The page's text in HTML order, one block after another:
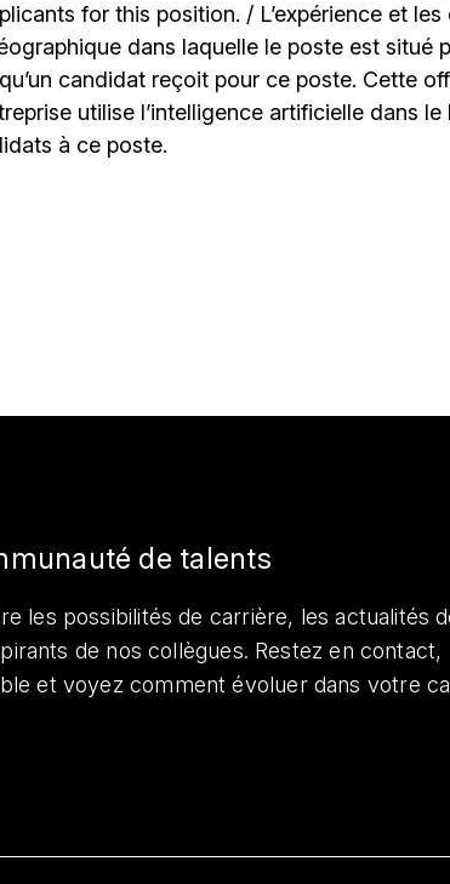
for this position. / L’expérience et les
dans laquelle le poste est situé
candidat reçoit pour ce poste. Cette
utilise l’intelligence artificielle dans le
à ce poste.
de talents
les possibilités de carrière, les actualités
de nos collègues. Restez en contact,
et voyez comment évoluer dans votre